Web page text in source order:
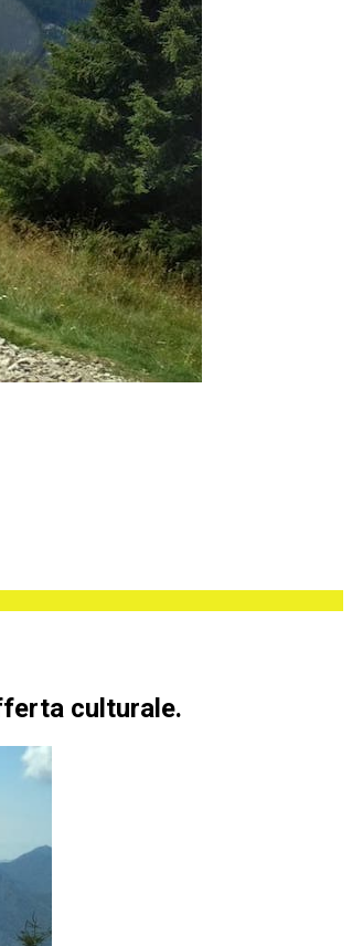
culturale.